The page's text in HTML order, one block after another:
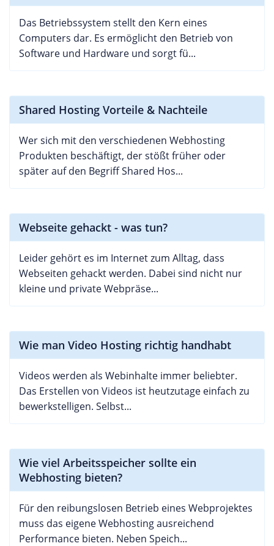
Das Betriebssystem stellt den Kern eines
Computers dar. Es ermöglicht den Betrieb von
Software und Hardware und sorgt fü...
Shared Hosting Vorteile & Nachteile
Wer sich mit den verschiedenen Webhosting
Produkten beschäftigt, der stößt früher oder
später auf den Begriff Shared Hos...
Webseite gehackt - was tun?
Leider gehört es im Internet zum Alltag, dass
Webseiten gehackt werden. Dabei sind nicht nur
kleine und private Webpräse...
Wie man Video Hosting richtig handhabt
Videos werden als Webinhalte immer beliebter.
Das Erstellen von Videos ist heutzutage einfach zu
bewerkstelligen. Selbst...
Wie viel Arbeitsspeicher sollte ein
Webhosting bieten?
Für den reibungslosen Betrieb eines Webprojektes
muss das eigene Webhosting ausreichend
Performance bieten. Neben Speich...